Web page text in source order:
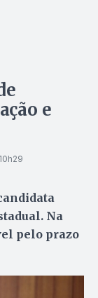
e
Na
pelo prazo